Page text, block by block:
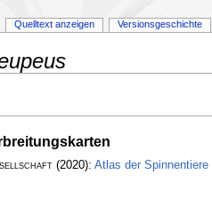
(2020): Atlas der Spinnentiere
Quelltext anzeigen Versionsgeschichte